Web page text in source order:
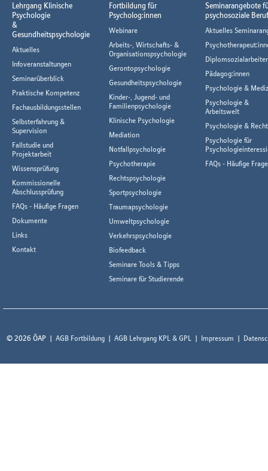
Lehrgang Klinische
Psychologie
&
Gesundheitspsychologie
Aktuelles
Infoveranstaltungen
Seminarüberblick
Praktische Kompetenz
Fachausbildungsstellen
Selbsterfahrung &
Supervision
Fallstudie und
Projektarbeit
Wissensprüfung
Kommissionelle
Abschlussprüfung
FAQs - Häufige Fragen
Dokumente
Links
Kontakt
Fortbildung für
Psycholog:innen
Webinare
Arbeits-, Wirtschafts- &
Organisationspsychologie
Gerontopsychologie
Gesundheitspsychologie
Kinder-, Jugend- und
Familienpsychologie
Klinische Psychologie
Mediation
Notfallpsychologie
Psychotherapie
Rechtspsychologie
Sportpsychologie
Traumapsychologie
Umweltpsychologie
Verkehrspsychologie
Biofeedback
Seminare Tools & Tipps
Seminare für Studierende
Seminarangebote
psychosoziale
Aktuelles
Pädagog:innen
Psychologie &
Psychologie &
Arbeitswelt
Psychologie & Recht
Psychologie für
FAQs - Häufige
© 2026 ÖAP AGB Fortbildung AGB Lehrgang KPL & GPL Impressum